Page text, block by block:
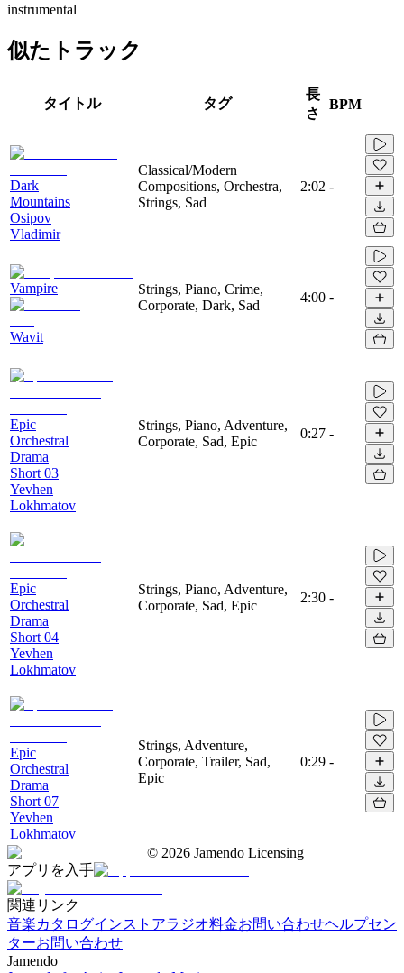
instrumental
似たトラック
タイトル タグ
長
さ
BPM
Dark
Mountains
Osipov
Vladimir
Classical/Modern
Compositions, Orchestra,
Strings, Sad
2:02 -
Vampire
Wavit
Strings, Piano, Crime,
Corporate, Dark, Sad
4:00 -
Epic
Orchestral
Drama
Short 03
Yevhen
Lokhmatov
Strings, Piano, Adventure,
Corporate, Sad, Epic
0:27 -
Epic
Orchestral
Drama
Short 04
Yevhen
Lokhmatov
Strings, Piano, Adventure,
Corporate, Sad, Epic
2:30 -
Epic
Orchestral
Drama
Short 07
Yevhen
Lokhmatov
Strings, Adventure,
Corporate, Trailer, Sad,
Epic
0:29 -
© 2026 Jamendo Licensing
アプリを入手
関連リンク
音楽カタログインストアラジオ料金お問い合わせヘルプセン
ターお問い合わせ
Jamendo